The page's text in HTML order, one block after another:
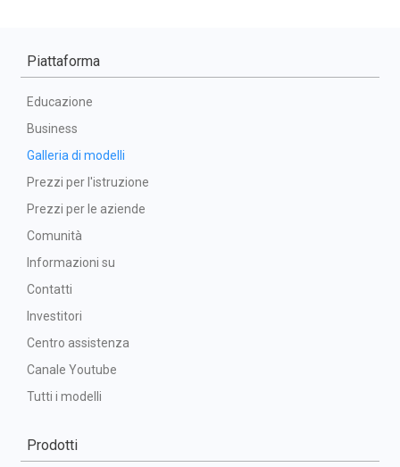
Piattaforma
Educazione
Business
Galleria di modelli
Prezzi per l'istruzione
Prezzi per le aziende
Comunità
Informazioni su
Contatti
Investitori
Centro assistenza
Canale Youtube
Tutti i modelli
Prodotti